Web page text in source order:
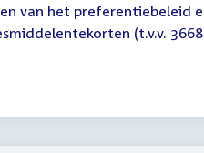
van het preferentiebeleid
(t.v.v.